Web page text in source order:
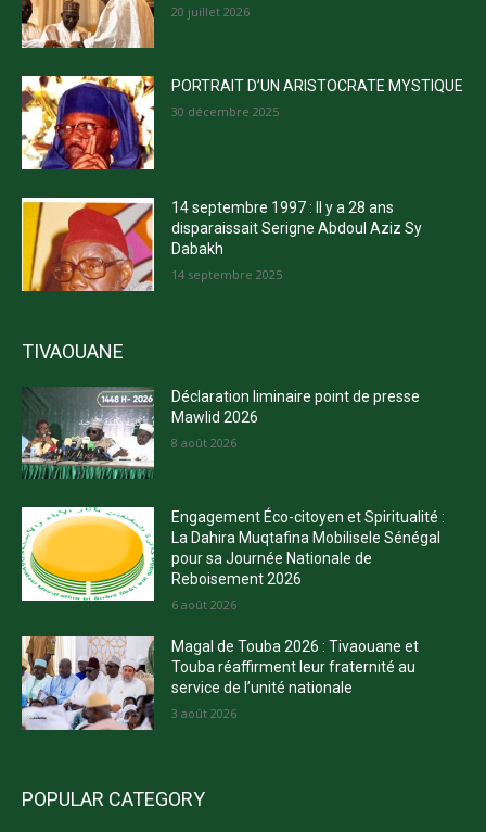
20 juillet 2026
PORTRAIT D’UN ARISTOCRATE MYSTIQUE
30 décembre 2025
14 septembre 1997 : Il y a 28 ans
disparaissait Serigne Abdoul Aziz Sy
Dabakh
14 septembre 2025
TIVAOUANE
Déclaration liminaire point de presse
Mawlid 2026
8 août 2026
Engagement Éco-citoyen et Spiritualité :
La Dahira Muqtafina Mobilisele Sénégal
pour sa Journée Nationale de
Reboisement 2026
6 août 2026
Magal de Touba 2026 : Tivaouane et
Touba réaffirment leur fraternité au
service de l’unité nationale
3 août 2026
POPULAR CATEGORY